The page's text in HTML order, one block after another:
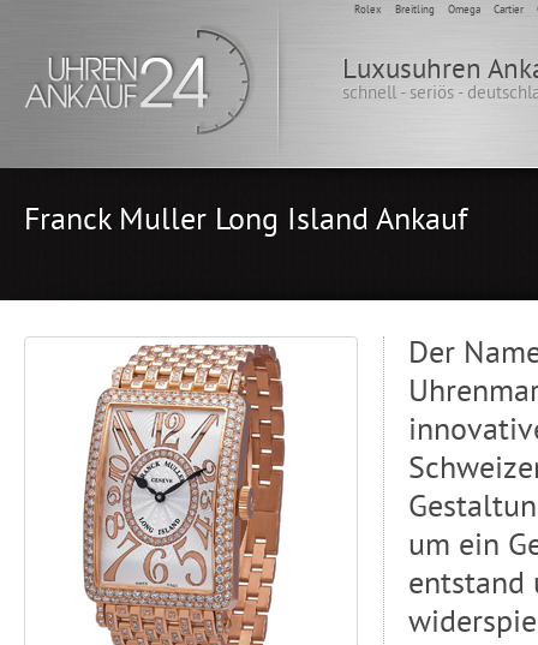
Rolex Breitling Omega Cartier
Luxusuhren
schnell - seriös -
Franck Muller Long Island Ankauf
Der
um ein
entstand